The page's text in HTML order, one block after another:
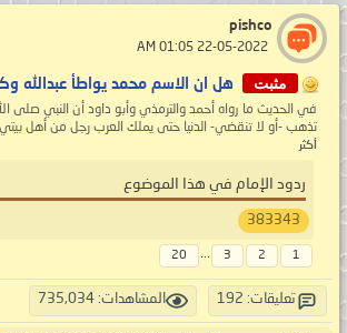
pishco
مثبت هل ان الاسم محمد يواطأ عبدالله
في الحديث ما رواه أحمد والترمذي وأبو داود أن النبي صلى
تذهب -أو لا تنقضي- الدنيا حتى يملك العرب رجل من أهل
أكثر
ردود الإمام في هذا الموضوع
383343
1
2
3
...
20
تعليقات: 192 المشاهدات: 735,034